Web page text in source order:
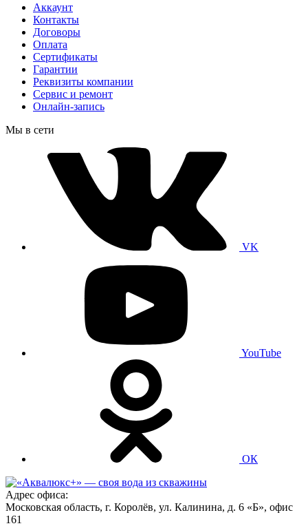
Аккаунт
Контакты
Договоры
Оплата
Сертификаты
Гарантии
Реквизиты компании
Сервис и ремонт
Онлайн-запись
Мы в сети
VK
YouTube
ОК
Адрес офиса:
Московская область, г. Королёв, ул. Калинина, д. 6 «Б», офис
161